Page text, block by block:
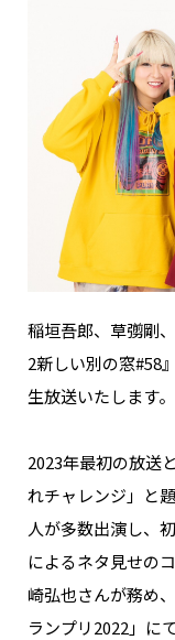
稲垣吾郎、草彅剛
2新しい別の窓#58
生放送いたします。
2023年最初の放送
れチャレンジ」と
人が多数出演し、
によるネタ見せの
崎弘也さんが務め
ランプリ2022」に